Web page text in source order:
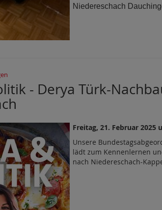
Niedereschach
- Derya Türk-
Freitag, 21. Februar 2025
Unsere
lädt zum Kennenlernen
nach Niedereschach-